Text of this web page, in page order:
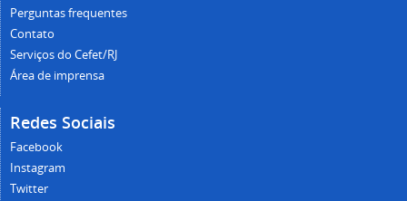
Perguntas frequentes
Contato
Serviços do Cefet/RJ
Área de imprensa
Redes Sociais
Facebook
Instagram
Twitter